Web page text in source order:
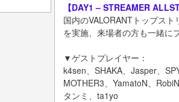
【DAY1 – STREAMER
国内のVALORANTトップス
を実施、来場者の方も一緒に
▼ゲストプレイヤー：
k4sen、SHAKA、Jasper、
MOTHER3、YamatoN、
タンミ、ta1yo